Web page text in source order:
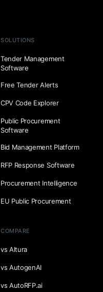
SOLUTIONS
Tender Management
Software
Free Tender Alerts
CPV Code Explorer
Public Procurement
Software
Bid Management Platform
RFP Response Software
Procurement Intelligence
EU Public Procurement
COMPARE
vs Altura
vs AutogenAI
vs AutoRFP.ai